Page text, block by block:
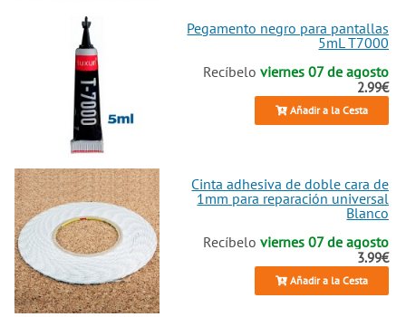
Pegamento negro para pantallas
5mL T7000
Recíbeloviernes 07 de agosto
2.99€
Añadir a la Cesta
Cinta adhesiva de doble cara de
1mm para reparación universal
Blanco
Recíbeloviernes 07 de agosto
3.99€
Añadir a la Cesta